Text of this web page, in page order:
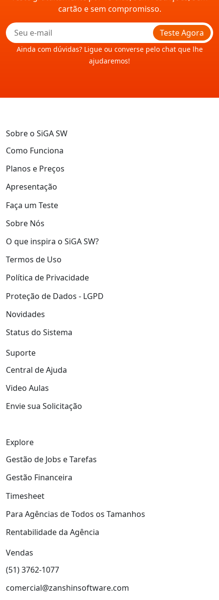
cartão e sem compromisso.
Teste Agora
Ainda com dúvidas? Ligue ou converse pelo chat que lhe
ajudaremos!
Sobre o SiGA SW
Como Funciona
Planos e Preços
Apresentação
Faça um Teste
Sobre Nós
O que inspira o SiGA SW?
Termos de Uso
Política de Privacidade
Proteção de Dados - LGPD
Novidades
Status do Sistema
Suporte
Central de Ajuda
Video Aulas
Envie sua Solicitação
Explore
Gestão de Jobs e Tarefas
Gestão Financeira
Timesheet
Para Agências de Todos os Tamanhos
Rentabilidade da Agência
Vendas
(51) 3762-1077
comercial@zanshinsoftware.com